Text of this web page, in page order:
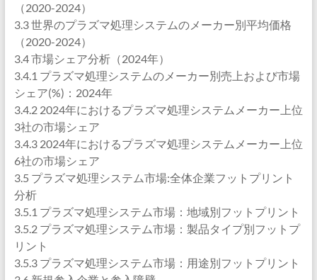
（2020-2024）
3.3 世界のプラズマ処理システムのメーカー別平均価格
（2020-2024）
3.4 市場シェア分析（2024年）
3.4.1 プラズマ処理システムのメーカー別売上および市場
シェア(%)：2024年
3.4.2 2024年におけるプラズマ処理システムメーカー上位
3社の市場シェア
3.4.3 2024年におけるプラズマ処理システムメーカー上位
6社の市場シェア
3.5 プラズマ処理システム市場:全体企業フットプリント
分析
3.5.1 プラズマ処理システム市場：地域別フットプリント
3.5.2 プラズマ処理システム市場：製品タイプ別フットプ
リント
3.5.3 プラズマ処理システム市場：用途別フットプリント